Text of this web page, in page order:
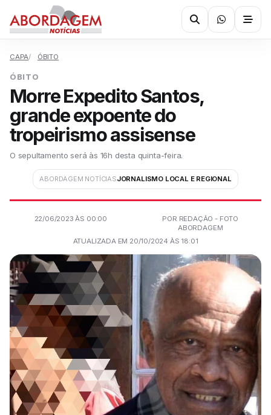
CAPA ÓBITO
ÓBITO
Morre Expedito Santos,
grande expoente do
tropeirismo assisense
O sepultamento será às 16h desta quinta-feira.
ABORDAGEM NOTÍCIASJORNALISMO LOCAL E REGIONAL
22/06/2023 ÀS 00:00
POR REDAÇÃO - FOTO
ABORDAGEM
ATUALIZADA EM 20/10/2024 ÀS 18:01